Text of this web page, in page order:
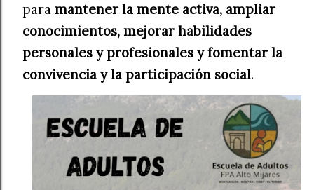
para mantener la mente activa, ampliar
conocimientos, mejorar habilidades
personales y profesionales y fomentar la
convivencia y la participación social.